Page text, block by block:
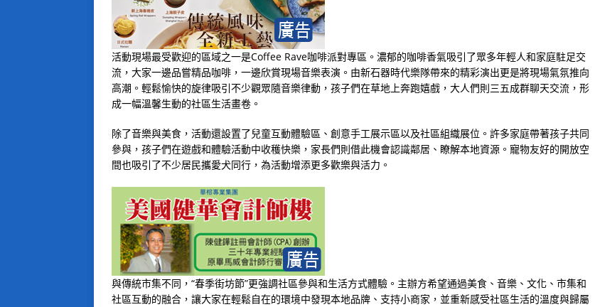
活動現場最受歡迎的區域之一是Coffee Rave咖啡派對專區。濃郁的咖啡香氣吸引了眾多年輕人和家庭駐足交
流，大家一邊品嘗精品咖啡，一邊欣賞現場音樂表演。由新石器時代樂隊帶來的精彩演出更是將現場氣氛推向
高潮。輕鬆愉快的旋律吸引不少觀眾隨音樂律動，孩子們在草地上奔跑嬉戲，大人們則三五成群聊天交流，形
成一幅溫馨生動的社區生活畫卷。
除了音樂與美食，活動還設置了兒童互動體驗區、創意手工展示區以及社區組織展位。許多家庭帶著孩子共同
參與，孩子們在遊戲和體驗活動中收穫快樂，家長們則借此機會認識鄰居、瞭解本地資源。寵物友好的開放空
間也吸引了不少居民攜愛犬同行，為活動增添更多歡樂與活力。
與傳統市集不同，“春季街坊節”更強調社區參與和生活方式體驗。主辦方希望通過美食、音樂、文化、市集和
社區互動的融合，讓大家在輕鬆自在的環境中發現本地品牌、支持小商家，並重新感受社區生活的溫度與歸屬